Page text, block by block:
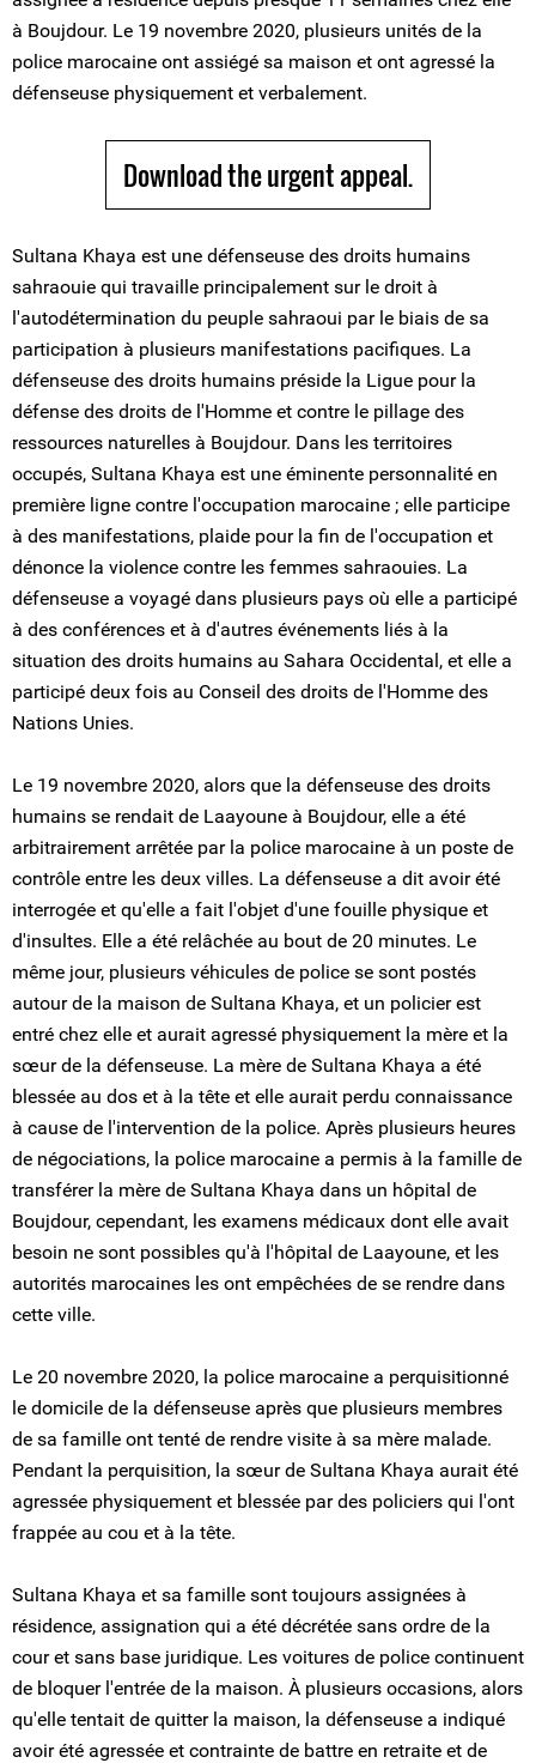
à Boujdour. Le 19 novembre 2020, plusieurs unités de la
police marocaine ont assiégé sa maison et ont agressé la
défenseuse physiquement et verbalement.
Download the urgent appeal.
Sultana Khaya est une défenseuse des droits humains
sahraouie qui travaille principalement sur le droit à
l'autodétermination du peuple sahraoui par le biais de sa
participation à plusieurs manifestations pacifiques. La
défenseuse des droits humains préside la Ligue pour la
défense des droits de l'Homme et contre le pillage des
ressources naturelles à Boujdour. Dans les territoires
occupés, Sultana Khaya est une éminente personnalité en
première ligne contre l'occupation marocaine ; elle participe
à des manifestations, plaide pour la fin de l'occupation et
dénonce la violence contre les femmes sahraouies. La
défenseuse a voyagé dans plusieurs pays où elle a participé
à des conférences et à d'autres événements liés à la
situation des droits humains au Sahara Occidental, et elle a
participé deux fois au Conseil des droits de l'Homme des
Nations Unies.
Le 19 novembre 2020, alors que la défenseuse des droits
humains se rendait de Laayoune à Boujdour, elle a été
arbitrairement arrêtée par la police marocaine à un poste de
contrôle entre les deux villes. La défenseuse a dit avoir été
interrogée et qu'elle a fait l'objet d'une fouille physique et
d'insultes. Elle a été relâchée au bout de 20 minutes. Le
même jour, plusieurs véhicules de police se sont postés
autour de la maison de Sultana Khaya, et un policier est
entré chez elle et aurait agressé physiquement la mère et la
sœur de la défenseuse. La mère de Sultana Khaya a été
blessée au dos et à la tête et elle aurait perdu connaissance
à cause de l'intervention de la police. Après plusieurs heures
de négociations, la police marocaine a permis à la famille de
transférer la mère de Sultana Khaya dans un hôpital de
Boujdour, cependant, les examens médicaux dont elle avait
besoin ne sont possibles qu'à l'hôpital de Laayoune, et les
autorités marocaines les ont empêchées de se rendre dans
cette ville.
Le 20 novembre 2020, la police marocaine a perquisitionné
le domicile de la défenseuse après que plusieurs membres
de sa famille ont tenté de rendre visite à sa mère malade.
Pendant la perquisition, la sœur de Sultana Khaya aurait été
agressée physiquement et blessée par des policiers qui l'ont
frappée au cou et à la tête.
Sultana Khaya et sa famille sont toujours assignées à
résidence, assignation qui a été décrétée sans ordre de la
cour et sans base juridique. Les voitures de police continuent
de bloquer l'entrée de la maison. À plusieurs occasions, alors
qu'elle tentait de quitter la maison, la défenseuse a indiqué
avoir été agressée et contrainte de battre en retraite et de